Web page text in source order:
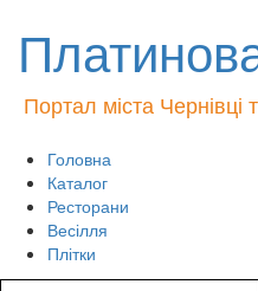
Портал міста Чернівці
Головна
Каталог
Ресторани
Весілля
Плітки